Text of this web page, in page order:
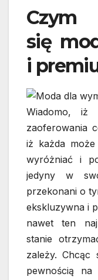
Czym
się
i
Wiadomo,
zaoferowania
iż każda
wyróżniać i
jedyny w
przekonani o
ekskluzywna i
nawet ten
stanie
zależy. Chcąc
pewnością